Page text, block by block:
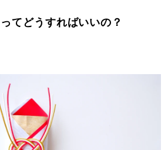
てどうすればいいの？